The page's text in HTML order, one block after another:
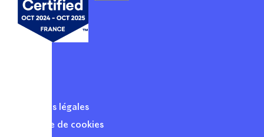
Mentions légales
Politique de cookies